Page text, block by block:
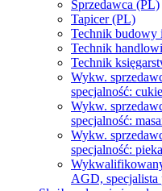
Sprzedawca (PL)
Tapicer (PL)
Technik budowy
Technik
Technik
Wykw.
specjalność:
Wykw.
specjalność:
Wykw.
specjalność:
AGD,